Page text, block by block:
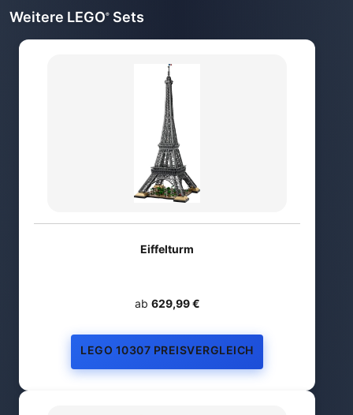
Weitere LEGO® Sets
Eiffelturm
ab 629,99 €
LEGO 10307 PREISVERGLEICH